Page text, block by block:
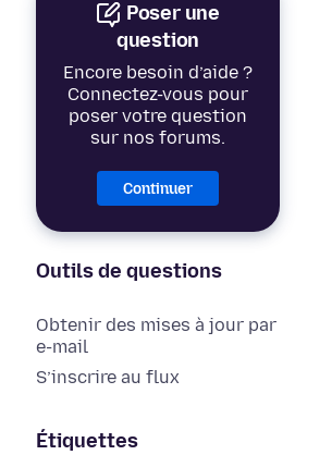
Poser une
question
Encore besoin d’aide ?
Connectez-vous pour
poser votre question
sur nos forums.
Continuer
Outils de questions
Obtenir des mises à jour par
e-mail
S’inscrire au flux
Étiquettes